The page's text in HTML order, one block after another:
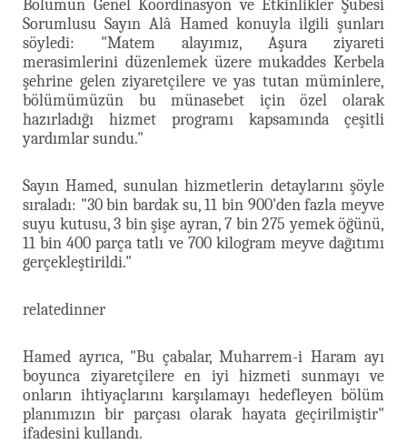
Bölümün Genel Koordinasyon ve Etkinlikler Şubesi
Sorumlusu Sayın Alâ Hamed konuyla ilgili şunları
söyledi: "Matem alayımız, Aşura ziyareti
merasimlerini düzenlemek üzere mukaddes Kerbela
şehrine gelen ziyaretçilere ve yas tutan müminlere,
bölümümüzün bu münasebet için özel olarak
hazırladığı hizmet programı kapsamında çeşitli
yardımlar sundu."
Sayın Hamed, sunulan hizmetlerin detaylarını şöyle
sıraladı: "30 bin bardak su, 11 bin 900'den fazla meyve
suyu kutusu, 3 bin şişe ayran, 7 bin 275 yemek öğünü,
11 bin 400 parça tatlı ve 700 kilogram meyve dağıtımı
gerçekleştirildi."
relatedinner
Hamed ayrıca, "Bu çabalar, Muharrem-i Haram ayı
boyunca ziyaretçilere en iyi hizmeti sunmayı ve
onların ihtiyaçlarını karşılamayı hedefleyen bölüm
planımızın bir parçası olarak hayata geçirilmiştir"
ifadesini kullandı.